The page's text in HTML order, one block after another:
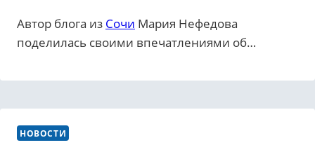
Автор блога из Сочи Мария Нефедова
поделилась своими впечатлениями об…
НОВОСТИ